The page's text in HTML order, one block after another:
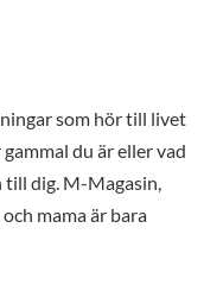
som hör till livet
du är eller vad
till dig. M-Magasin,
mama är bara